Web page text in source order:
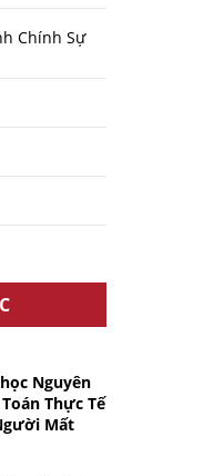
Chính Sự
Nguyên
Thực Tế
Mất